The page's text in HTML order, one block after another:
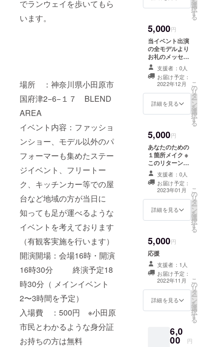
でランウェイを歩いてもら
います。
場所 ：神奈川県小田原市
国府津2−6−１７ BLEND
AREA
イベント内容：ファッショ
ンショー、モデル以外のパ
フォーマーも集めたステー
ジイベント、フリートー
ク、キッチンカー等での屋
台など地域の方が当日に
知っても足が運べるような
イベントを考えております
（有観客実施を行います）
開演開場：会場16時・開演
16時30分 終演予定18
時30分（ メインイベント
2〜3時間を予定）
入場費 ：500円 ※小田原
市民とわかるような身分証
お持ちの方は無料
ダン
ジシャ
ン、お
笑い芸
人、
アー
ト、マ
ジシャ
ン）
ルより
直筆
セージ
付けさ
せてい
ただき
ます。
選
択
す
る
5,000円
当イベント出演
の全モデルより
お礼のメッセー
ジを送らせてい
ただきます。
支援者：0人
お届け予定：
2022年12月
詳細を見る
こ
の
リ
タ
ー
ン
を
選
択
す
る
5,000円
あなたのための
１箇所メイク ※
このリターン品
は首都圏（東
京・神奈川・千
葉・埼玉）のみ
対応できます。
※リターン購入者
個別に日程を調
田原の会場にて
行わせていただ
きます。 ※メイ
クをしてほしい
箇所（例：目
元、口 等）を備
考欄にお書きく
ださい。
支援者：0人
お届け予定：
2023年01月
詳細を見る
こ
の
リ
タ
ー
ン
を
選
択
す
る
5,000円
応援
支援者：1人
お届け予定：
2022年11月
詳細を見る
こ
の
リ
タ
ー
ン
を
選
択
す
る
6,0
00 円